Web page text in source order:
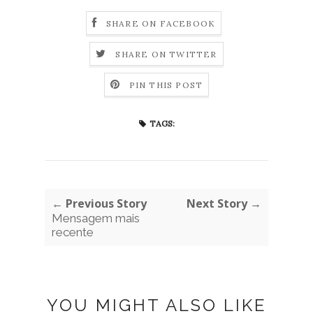
SHARE ON FACEBOOK
SHARE ON TWITTER
PIN THIS POST
TAGS:
← Previous Story
Mensagem mais
recente
Next Story →
YOU MIGHT ALSO LIKE